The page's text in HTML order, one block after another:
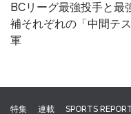
BCリーグ最強投手と最
補それぞれの「中間テ
軍
特集 連載 SPORTS